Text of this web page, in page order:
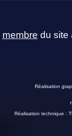
membre du site
Réalisation
Réalisation technique :